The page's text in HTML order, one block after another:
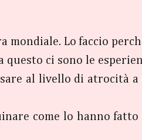
Lo faccio
ci sono le
al livello di atrocità a
come lo hanno